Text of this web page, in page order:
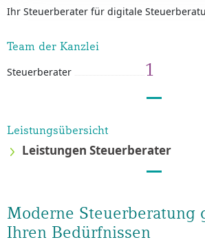
Ihr Steuerberater für digitale
Team der Kanzlei
Steuerberater 1
Leistungsübersicht
Leistungen Steuerberater
Moderne Steuerberatung
Ihren Bedürfnissen